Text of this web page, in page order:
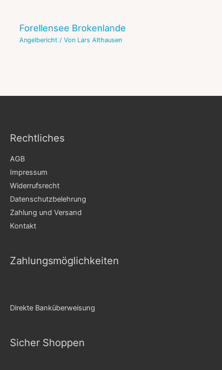
Forellensee Brokenlande
Angelbericht / Von Lars Althausen
Rechtliches
AGB
Impressum
Widerrufsrecht
Datenschutzbelehrung
Zahlung und Versand
Kontakt
Zahlungsmöglichkeiten
Direkte Banküberweisung
Sicher Shoppen